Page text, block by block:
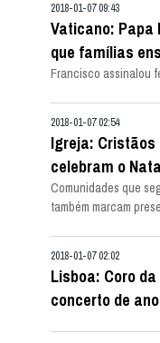
2018-01-07 09:43
Vaticano: Papa
que famílias
Francisco assinalou
2018-01-07 02:54
Igreja:
celebram o
Comunidades que
também marcam
2018-01-07 02:02
Lisboa: Coro
concerto de